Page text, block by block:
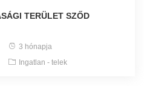
TERÜLET SZŐD
3 hónapja
Ingatlan - telek